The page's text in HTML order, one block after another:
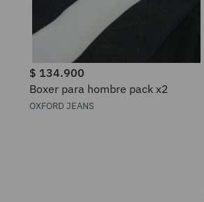
$ 134.900
Boxer para hombre pack x2
OXFORD JEANS